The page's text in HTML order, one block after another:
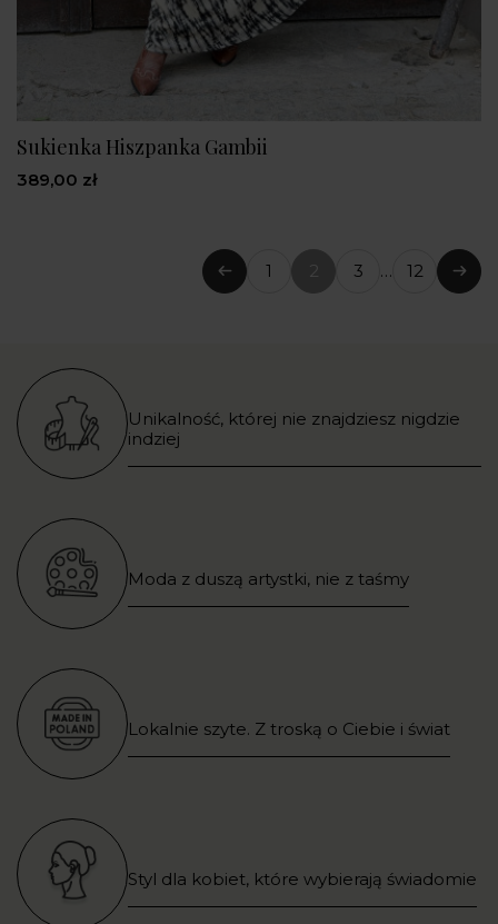
Sukienka Hiszpanka Gambii
389,00 zł
Poprzedni
1 2(bieżąca
strona)
3 … 12
Unikalność, której nie znajdziesz nigdzie
indziej
Moda z duszą artystki, nie z taśmy
Lokalnie szyte. Z troską o Ciebie i świat
Styl dla kobiet, które wybierają świadomie